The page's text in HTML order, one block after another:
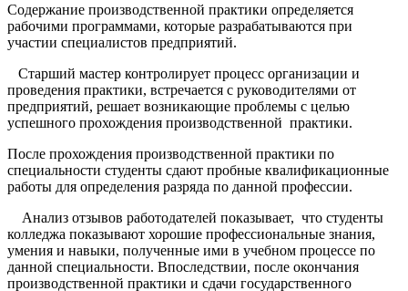
Содержание производственной практики определяется
рабочими программами, которые разрабатываются при
участии специалистов предприятий.
Старший мастер контролирует процесс организации и
проведения практики, встречается с руководителями от
предприятий, решает возникающие проблемы с целью
успешного прохождения производственной практики.
После прохождения производственной практики по
специальности студенты сдают пробные квалификационные
работы для определения разряда по данной профессии.
Анализ отзывов работодателей показывает, что студенты
колледжа показывают хорошие профессиональные знания,
умения и навыки, полученные ими в учебном процессе по
данной специальности. Впоследствии, после окончания
производственной практики и сдачи государственного